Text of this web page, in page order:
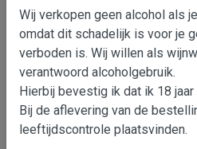
Land
Spanje
Soort wijn
Witte wijn, Biologisch
Regio
Gerelateerde Producten
Wij verkopen geen alcohol als
omdat dit schadelijk is voor je
verboden is. Wij willen als
verantwoord alcoholgebruik.
Hierbij bevestig ik dat ik 18 jaar
Bij de aflevering van de
leeftijdscontrole plaatsvinden.